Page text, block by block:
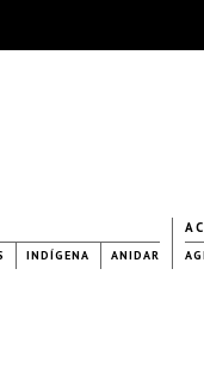
INDÍGENA ANIDAR